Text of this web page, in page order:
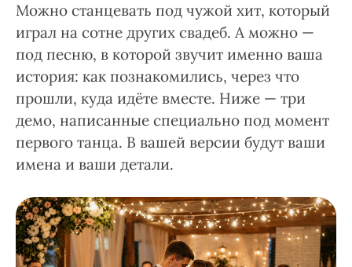
Можно станцевать под чужой хит, который
играл на сотне других свадеб. А можно —
под песню, в которой звучит именно ваша
история: как познакомились, через что
прошли, куда идёте вместе. Ниже — три
демо, написанные специально под момент
первого танца. В вашей версии будут ваши
имена и ваши детали.